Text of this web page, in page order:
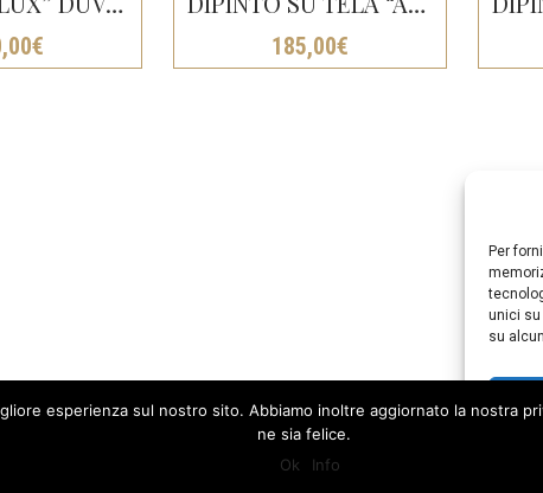
Per
unici su
su
€ 185,00€
OR. P.I. 01106730953 | Powered by ComputerLab
esperienza sul nostro sito. Abbiamo inoltre aggiornato la nostra
ne sia felice.
Ok
Info